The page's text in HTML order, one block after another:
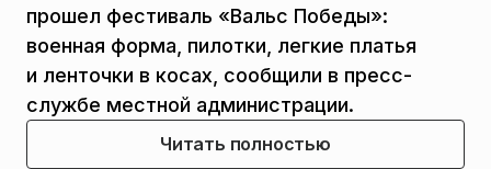
прошел фестиваль «Вальс Победы»:
военная форма, пилотки, легкие платья
и ленточки в косах, сообщили в пресс-
службе местной администрации.
Читать полностью